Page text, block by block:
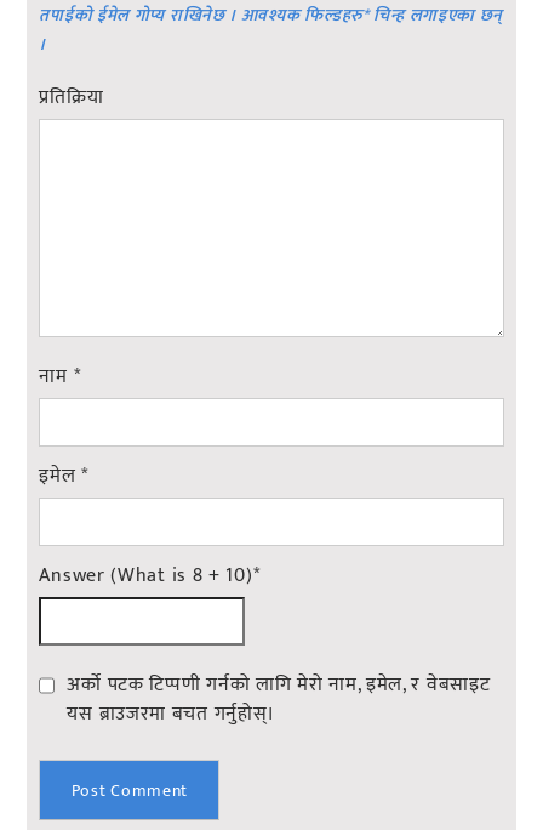
तपाईको ईमेल गोप्य राखिनेछ । आवश्यक फिल्डहरु*चिन्ह लगाइएका छन्
।
प्रतिक्रिया
नाम *
इमेल*
Answer (What is 8 + 10)*
अर्को पटक टिप्पणी गर्नको लागि मेरो नाम, इमेल, र वेबसाइट
यस ब्राउजरमा बचत गर्नुहोस्।